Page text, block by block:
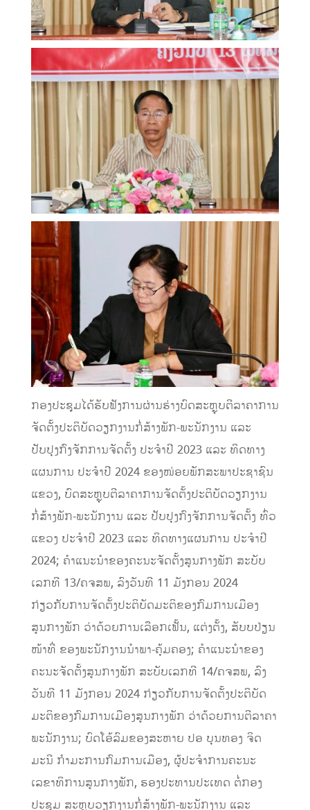
ກອງປະຊຸມໄດ້ຮັບຟັງການຜ່ານຮ່າງບົດສະຫຼຸບຕີລາຄາການ
ຈັດຕັ້ງປະຕິບັດວຽກງານກໍ່ສ້າງພັກ-ພະນັກງານ ແລະ
ປັບປຸງກົງຈັກການຈັດຕັ້ງ ປະຈໍາປີ 2023 ແລະ ທິດທາງ
ແຜນການ ປະຈໍາປີ 2024 ຂອງໜ່ອຍພັກສະພາປະຊາຊົນ
ແຂວງ, ບົດສະຫຼຸບຕີລາຄາການຈັດຕັ້ງປະຕິບັດວຽກງານ
ກໍ່ສ້າງພັກ-ພະນັກງານ ແລະ ປັບປຸງກົງຈັກການຈັດຕັ້ງ ທົ່ວ
ແຂວງ ປະຈໍາປີ 2023 ແລະ ທິດທາງແຜນການ ປະຈໍາປີ
2024; ຄໍາແນະນໍາຂອງຄະນະຈັດຕັ້ງສູນກາງພັກ ສະບັບ
ເລກທີ 13/ຄຈສພ, ລົງວັນທີ 11 ມັງກອນ 2024
ກ່ຽວກັບການຈັດຕັ້ງປະຕິບັດມະຕິຂອງກົມການເມືອງ
ສູນກາງພັກ ວ່າດ້ວຍການເລືອກເຟັ້ນ, ແຕ່ງຕັ້ງ, ສັບບປ່ຽນ
ໜ້າທີ່ ຂອງພະນັກງານນໍາພາ-ຄຸ້ມຄອງ; ຄໍາແນະນໍາຂອງ
ຄະນະຈັດຕັ້ງສູນກາງພັກ ສະບັບເລກທີ 14/ຄຈສພ, ລົງ
ວັນທີ 11 ມັງກອນ 2024 ກ່ຽວກັບການຈັດຕັ້ງປະຕິບັດ
ມະຕິຂອງກົມການເມືອງສູນກາງພັກ ວ່າດ້ວຍການຕີລາຄາ
ພະນັກງານ; ບົດໂອ້ລົມຂອງສະຫາຍ ປອ ບຸນທອງ ຈິດ
ມະນີ ກໍາມະການກົມການເມືອງ, ຜູ້ປະຈໍາການຄະນະ
ເລຂາທິການສູນກາງພັກ, ຮອງປະທານປະເທດ ຕໍ່ກອງ
ປະຊຸມ ສະຫຼຸບວຽກງານກໍ່ສ້າງພັກ-ພະນັກງານ ແລະ